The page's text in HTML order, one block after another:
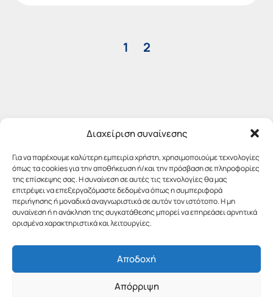
Διαχείριση συναίνεσης
Για να παρέχουμε καλύτερη εμπειρία χρήστη, χρησιμοποιούμε τεχνολογίες
όπως τα cookies για την αποθήκευση ή/και την πρόσβαση σε πληροφορίες
της επίσκεψης σας. Η συναίνεση σε αυτές τις τεχνολογίες θα μας
επιτρέψει να επεξεργαζόμαστε δεδομένα όπως η συμπεριφορά
περιήγησης ή μοναδικά αναγνωριστικά σε αυτόν τον ιστότοπο. Η μη
συναίνεση ή η ανάκληση της συγκατάθεσης μπορεί να επηρεάσει αρνητικά
ορισμένα χαρακτηριστικά και λειτουργίες.
Αποδοχή
Απόρριψη
1 2